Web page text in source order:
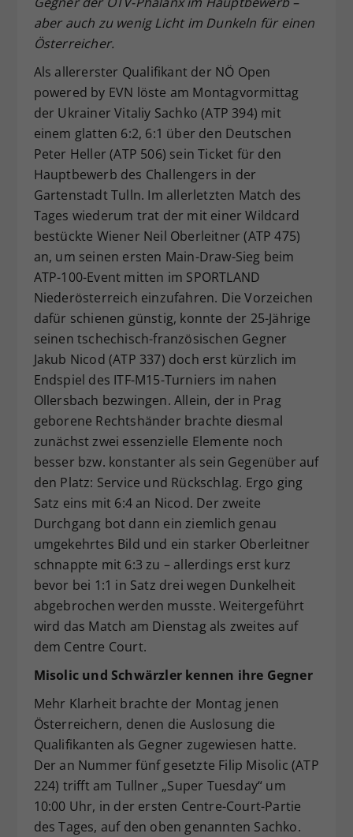
aber auch zu wenig Licht im Dunkeln für einen
Österreicher.
Als allererster Qualifikant der NÖ Open
powered by EVN löste am Montagvormittag
der Ukrainer Vitaliy Sachko (ATP 394) mit
einem glatten 6:2, 6:1 über den Deutschen
Peter Heller (ATP 506) sein Ticket für den
Hauptbewerb des Challengers in der
Gartenstadt Tulln. Im allerletzten Match des
Tages wiederum trat der mit einer Wildcard
bestückte Wiener Neil Oberleitner (ATP 475)
an, um seinen ersten Main-Draw-Sieg beim
ATP-100-Event mitten im SPORTLAND
Niederösterreich einzufahren. Die Vorzeichen
dafür schienen günstig, konnte der 25-Jährige
seinen tschechisch-französischen Gegner
Jakub Nicod (ATP 337) doch erst kürzlich im
Endspiel des ITF-M15-Turniers im nahen
Ollersbach bezwingen. Allein, der in Prag
geborene Rechtshänder brachte diesmal
zunächst zwei essenzielle Elemente noch
besser bzw. konstanter als sein Gegenüber auf
den Platz: Service und Rückschlag. Ergo ging
Satz eins mit 6:4 an Nicod. Der zweite
Durchgang bot dann ein ziemlich genau
umgekehrtes Bild und ein starker Oberleitner
schnappte mit 6:3 zu – allerdings erst kurz
bevor bei 1:1 in Satz drei wegen Dunkelheit
abgebrochen werden musste. Weitergeführt
wird das Match am Dienstag als zweites auf
dem Centre Court.
Misolic und Schwärzler kennen ihre Gegner
Mehr Klarheit brachte der Montag jenen
Österreichern, denen die Auslosung die
Qualifikanten als Gegner zugewiesen hatte.
Der an Nummer fünf gesetzte Filip Misolic (ATP
224) trifft am Tullner „Super Tuesday“ um
10:00 Uhr, in der ersten Centre-Court-Partie
des Tages, auf den oben genannten Sachko.
Zweck
Dieser Wert speichert Ihre Consent-
historische Speicherung Ihrer
vorgenommen Einstellungen, falls der
Webseiten-Betreiber dies eingestellt